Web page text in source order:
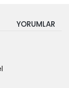
YORUMLAR